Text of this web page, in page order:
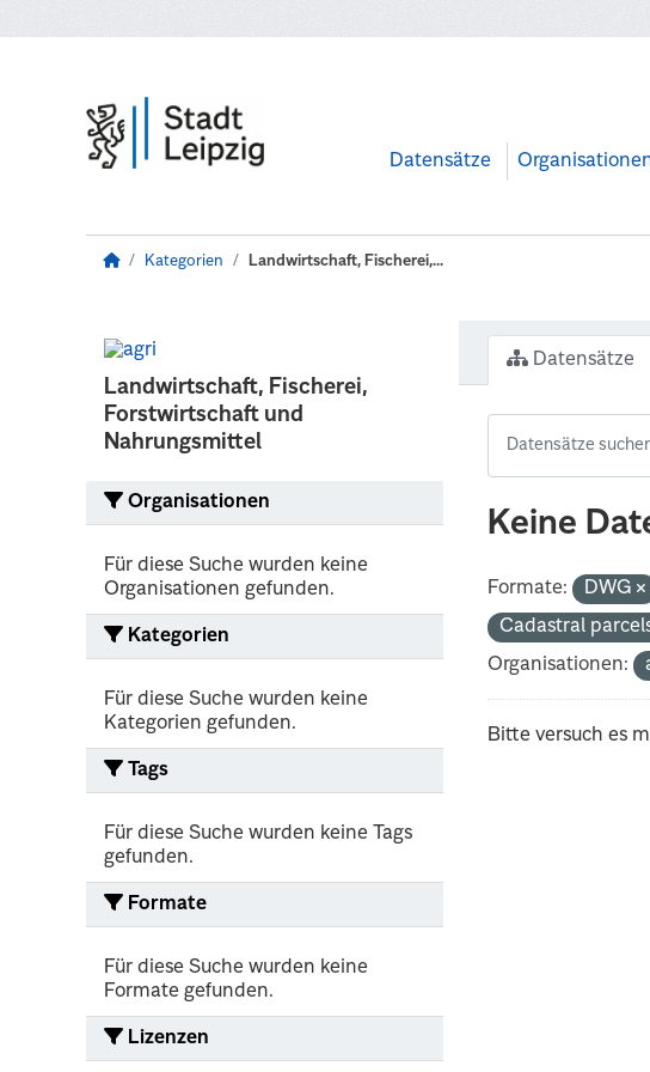
Datensätze
Kategorien Landwirtschaft, Fischerei,...
Landwirtschaft, Fischerei,
Forstwirtschaft und
Nahrungsmittel
Organisationen
Für diese Suche wurden keine
Organisationen gefunden.
Kategorien
Für diese Suche wurden keine
Kategorien gefunden.
Tags
Für diese Suche wurden keine Tags
gefunden.
Formate
Für diese Suche wurden keine
Formate gefunden.
Lizenzen
Datensätze
Keine
Formate: DWG
Cadastral
Organisationen:
Bitte versuch es